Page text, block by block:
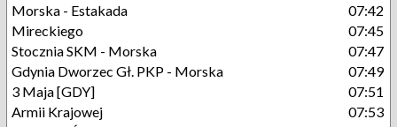
Morska - Estakada
07:42
Mireckiego
07:45
Stocznia SKM - Morska
07:47
Gdynia Dworzec Gł. PKP - Morska
07:49
3 Maja [GDY]
07:51
Armii Krajowej
07:53